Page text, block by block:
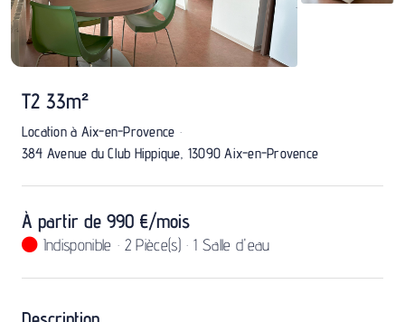
Vivre à Aix
Résidence
Contact
T2 33m²
Location à Aix-en-Provence ·
384 Avenue du Club Hippique, 13090 Aix-en-Provence
À partir de 990 €/mois
Indisponible · 2 Pièce(s) · 1 Salle d'eau